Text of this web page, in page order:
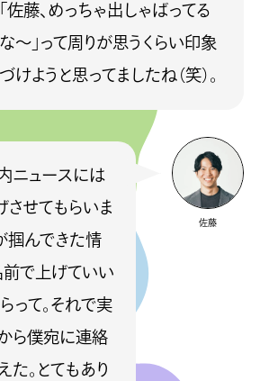
「佐藤、めっちゃ出しゃばってる
な〜」って周りが思うくらい印象
づけようと思ってましたね（笑）。
佐藤
内ニュースには
させてもらいま
掴んできた情
前で上げていい
って。それで実
ら僕宛に連絡
た。とてもあり